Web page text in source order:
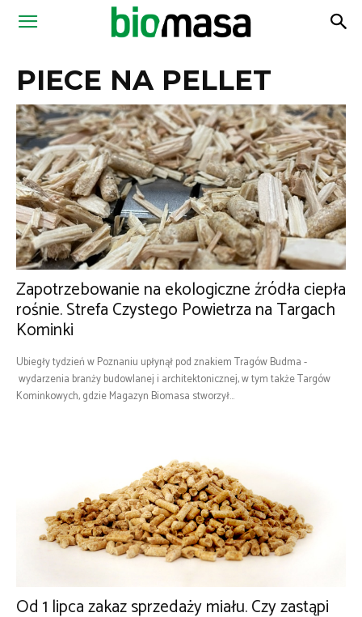
Magazyn
PIECE NA PELLET
Zapotrzebowanie na ekologiczne źródła ciepła
rośnie. Strefa Czystego Powietrza na Targach
Kominki
Ubiegły tydzień w Poznaniu upłynął pod znakiem Tragów Budma -
wydarzenia branży budowlanej i architektonicznej, w tym także Targów
Kominkowych, gdzie Magazyn Biomasa stworzył...
Od 1 lipca zakaz sprzedaży miału. Czy zastąpi